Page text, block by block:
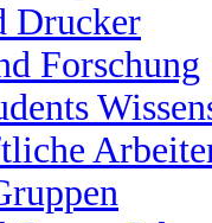
Drucker
Forschung